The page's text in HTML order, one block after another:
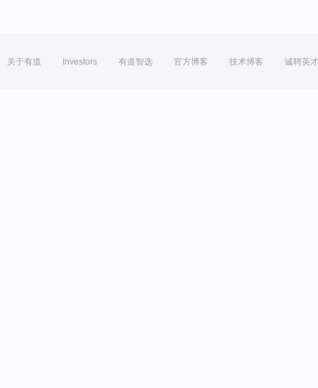
关于有道 Investors 有道智选 官方博客 技术博客 诚聘英才